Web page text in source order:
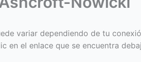
variar dependiendo de tu
en el enlace que se encuentra